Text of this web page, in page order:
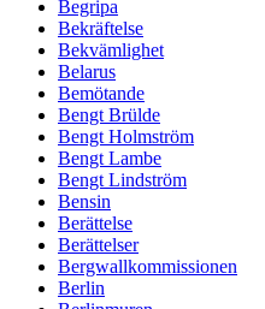
Begripa
Bekräftelse
Bekvämlighet
Belarus
Bemötande
Bengt Brülde
Bengt Holmström
Bengt Lambe
Bengt Lindström
Bensin
Berättelse
Berättelser
Bergwallkommissionen
Berlin